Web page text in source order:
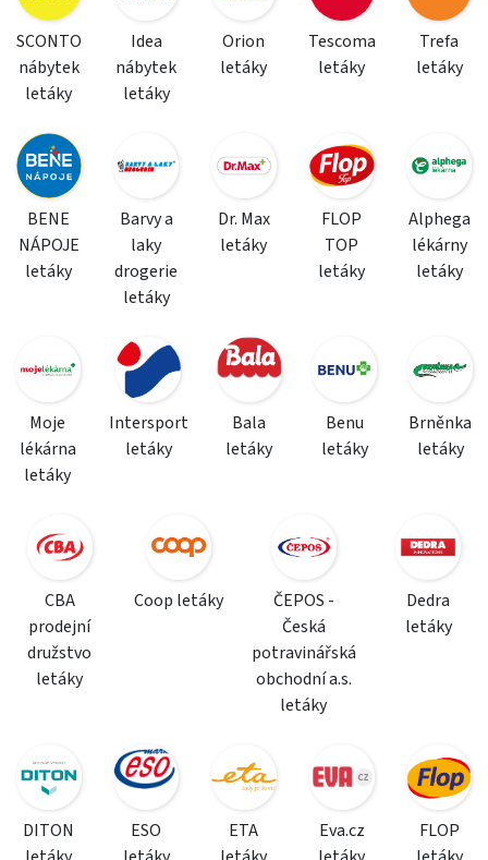
SCONTO
nábytek
letáky
Idea
nábytek
letáky
Orion
letáky
Tescoma
letáky
Trefa
letáky
BENE
NÁPOJE
letáky
Barvy a
laky
drogerie
letáky
Dr. Max
letáky
FLOP
TOP
letáky
Alphega
lékárny
letáky
Moje
lékárna
letáky
Intersport
letáky
Bala
letáky
Benu
letáky
Brněnka
letáky
CBA
prodejní
družstvo
letáky
Coop letáky
ČEPOS -
Česká
potravinářská
obchodní a.s.
letáky
Dedra
letáky
DITON
ESO
ETA
Eva.cz
FLOP